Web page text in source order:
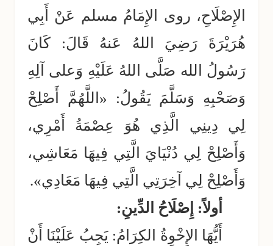
الإِصْلَاحِ، روى الإِمَامُ مسلم عَنْ أَبِي
هُرَيْرَةَ رَضِيَ اللهُ عَنهُ قَالَ: كَانَ
رَسُولُ الله صَلَّى اللهُ عَلَيْهِ وَعلى آلِهِ
وَصَحْبِهِ وَسَلَّمَ يَقُولُ: «اللَّهُمَّ أَصْلِحْ
لِي دِينِي الَّذِي هُوَ عِصْمَةُ أَمْرِي،
وَأَصْلِحْ لِي دُنْيَايَ الَّتِي فِيهَا مَعَاشِي،
وَأَصْلِحْ لِي آخِرَتِي الَّتِي فِيهَا مَعَادِي».
أولاً: إِصْلَاحُ الدِّينِ:
أَيُّهَا الإِخْوِةُ الكِرَامُ: يَجِبُ عَلَيْنَا أَنْ